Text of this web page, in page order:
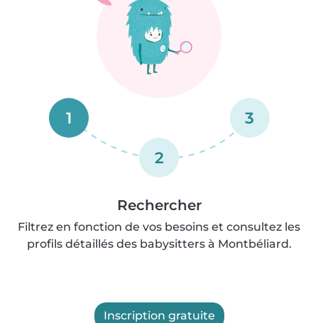
1
2
3
Rechercher
Filtrez en fonction de vos besoins et consultez les
profils détaillés des babysitters à Montbéliard.
Inscription gratuite